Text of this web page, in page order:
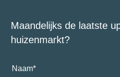
Maandelijks de laatste
huizenmarkt?
Naam*